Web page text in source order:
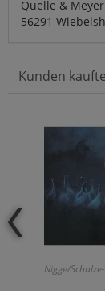
Quelle &
56291
Kunden
Nigge/